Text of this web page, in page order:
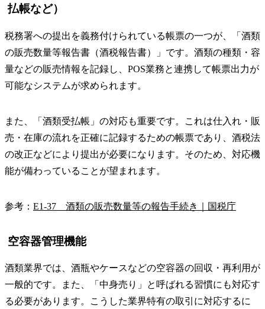
払帳など）
税務署への提出を義務付けられている帳票の一つが、「酒類
の販売数量等報告書（酒税報告書）」です。酒類の種類・容
量などの販売情報を記録し、POS業務と連携して帳票出力が
可能なシステムが求められます。
また、「酒類受払帳」の対応も重要です。これは仕入れ・販
売・在庫の流れを正確に記録するための帳票であり、酒税法
の改正などにより提出が必要になります。そのため、対応機
能が備わっていることが望まれます。
参考： E1-37 酒類の販売数量等の報告手続き｜国税庁
空容器管理機能
酒類業界では、酒瓶やケースなどの空容器の回収・再利用が
一般的です。また、「中身売り」と呼ばれる習慣にも対応す
る必要があります。こうした業界特有の取引に対応するに